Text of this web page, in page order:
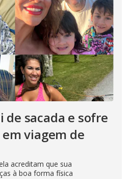
de sacada e sofre
viagem de
acreditam que sua
à boa forma física